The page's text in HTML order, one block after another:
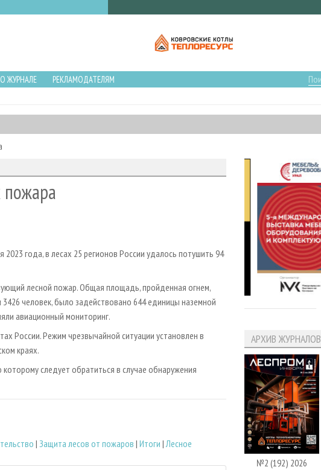
О ЖУРНАЛЕ
РЕКЛАМОДАТЕЛЯМ
пожара
года, в лесах 25 регионов России удалось потушить 94
лесной пожар. Общая площадь, пройденная огнем,
3426 человек, было задействовано 644 единицы наземной
авиационный мониторинг.
России. Режим чрезвычайной ситуации установлен в
краях.
следует обратиться в случае обнаружения
| Защита лесов от пожаров | Итоги | Лесное
АРХИВ ЖУРНАЛОВ
№2 (192) 2026